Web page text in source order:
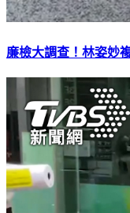
廉檢大調查！林姿妙